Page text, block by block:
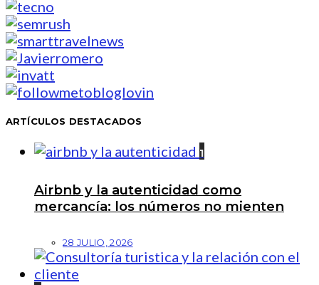
ARTÍCULOS DESTACADOS
1
Airbnb y la autenticidad como
mercancía: los números no mienten
28 JULIO, 2026